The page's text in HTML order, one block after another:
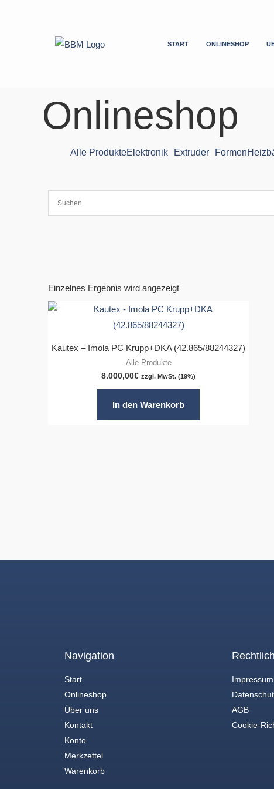
START ONLINESHOP
Onlineshop
Alle ProdukteElektronik Extruder Formen
Einzelnes Ergebnis wird angezeigt
Kautex – Imola PC Krupp+DKA (42.865/88244327)
Alle Produkte
8.000,00€ zzgl. MwSt. (19%)
In den Warenkorb
Navigation
Start
Onlineshop
Über uns
Kontakt
Konto
Merkzettel
Warenkorb
Impressum
AGB
Cookie-